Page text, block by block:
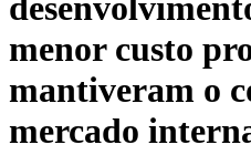
menor custo
mantiveram o
mercado